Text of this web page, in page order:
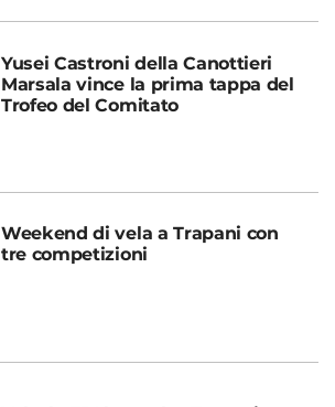
Yusei Castroni della Canottieri
Marsala vince la prima tappa del
Trofeo del Comitato
Weekend di vela a Trapani con
tre competizioni